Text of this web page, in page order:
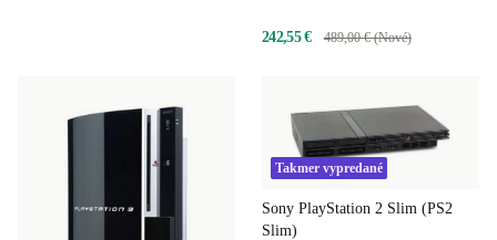
242,55 € 489,00 € (Nové)
Takmer vypredané
Sony PlayStation 2 Slim (PS2
Slim)